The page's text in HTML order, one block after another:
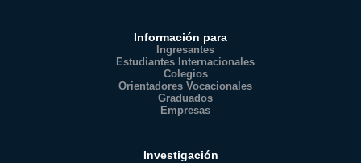
Información para
Ingresantes
Estudiantes Internacionales
Colegios
Orientadores Vocacionales
Graduados
Empresas
Investigación